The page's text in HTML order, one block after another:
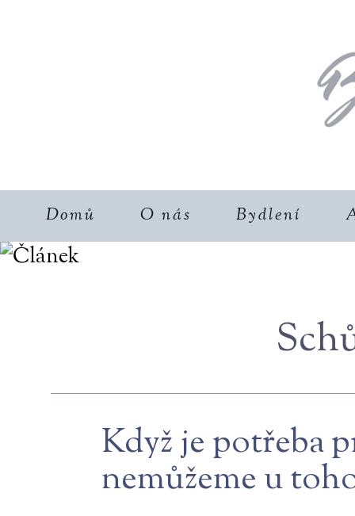
Domů O nás Bydlení
Když je potřeba
nemůžeme u